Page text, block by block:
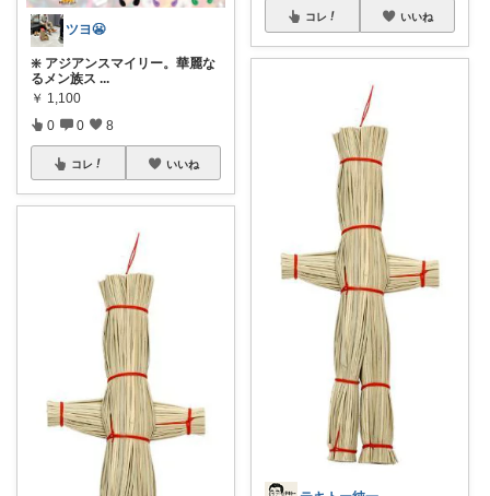
ツヨ😬
❇️ アジアンスマイリー。華麗な
るメン族ス ...
￥ 1,100
0 0 8
コレ いいね
コレ いいね